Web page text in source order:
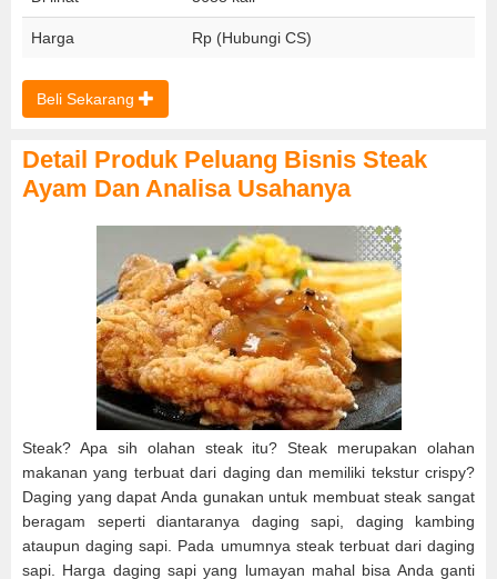
Harga Rp (Hubungi CS)
Beli Sekarang
Detail Produk Peluang Bisnis Steak
Ayam Dan Analisa Usahanya
Steak? Apa sih olahan steak itu? Steak merupakan olahan
makanan yang terbuat dari daging dan memiliki tekstur crispy?
Daging yang dapat Anda gunakan untuk membuat steak sangat
beragam seperti diantaranya daging sapi, daging kambing
ataupun daging sapi. Pada umumnya steak terbuat dari daging
sapi. Harga daging sapi yang lumayan mahal bisa Anda ganti